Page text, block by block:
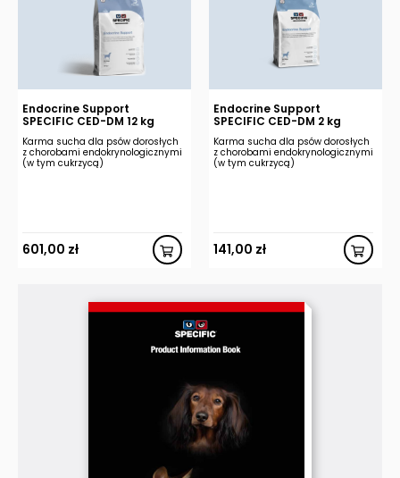
Endocrine Support
SPECIFIC CED-DM 12 kg
Karma sucha dla psów dorosłych
z chorobami endokrynologicznymi
(w tym cukrzycą)
601,00 zł
Endocrine Support
SPECIFIC CED-DM 2 kg
Karma sucha dla psów dorosłych
z chorobami endokrynologicznymi
(w tym cukrzycą)
141,00 zł